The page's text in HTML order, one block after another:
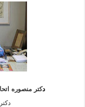
دکتر منصوره